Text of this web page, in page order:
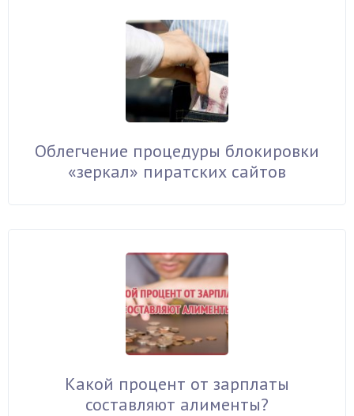
Облегчение процедуры блокировки
«зеркал» пиратских сайтов
Какой процент от зарплаты
составляют алименты?